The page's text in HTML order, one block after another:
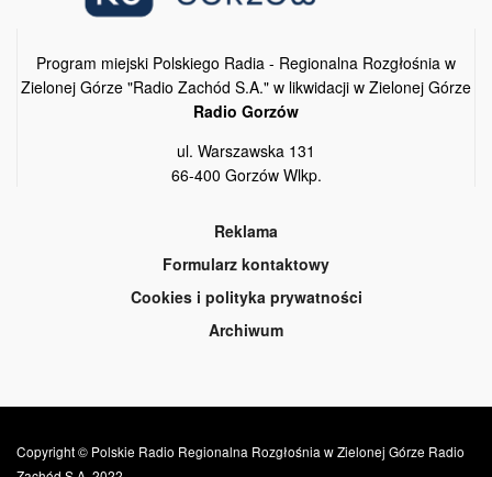
Program miejski Polskiego Radia - Regionalna Rozgłośnia w
Zielonej Górze "Radio Zachód S.A." w likwidacji w Zielonej Górze
Radio Gorzów
ul. Warszawska 131
66-400 Gorzów Wlkp.
Reklama
Formularz kontaktowy
Cookies i polityka prywatności
Archiwum
Copyright © Polskie Radio Regionalna Rozgłośnia w Zielonej Górze Radio